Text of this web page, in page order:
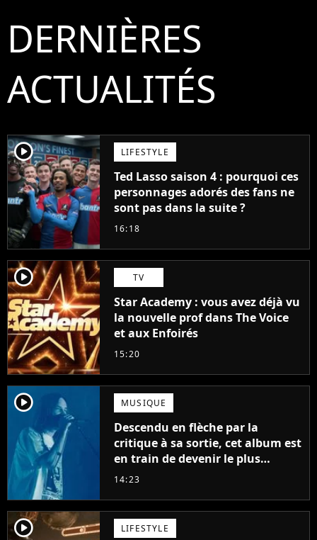
DERNIÈRES
ACTUALITÉS
player2 LIFESTYLE
Ted Lasso saison 4 : pourquoi ces
personnages adorés des fans ne
sont pas dans la suite ?
16:18
player2 TV
Star Academy : vous avez déjà vu
la nouvelle prof dans The Voice
et aux Enfoirés
15:20
player2 MUSIQUE
Descendu en flèche par la
critique à sa sortie, cet album est
en train de devenir le plus
populaire de son auteur
14:23
player2 LIFESTYLE